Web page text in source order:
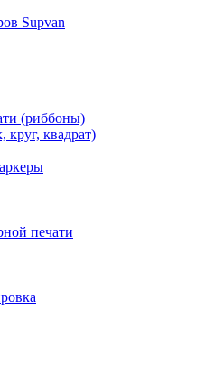
Supvan
(риббоны)
квадрат)
печати